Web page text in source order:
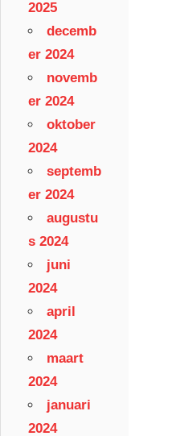
2025
decemb
er 2024
novemb
er 2024
oktober
2024
septemb
er 2024
augustu
s 2024
juni
2024
april
2024
maart
2024
januari
2024